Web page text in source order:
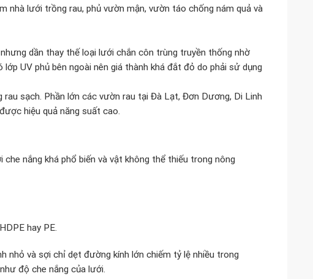
lưới trồng rau, phủ vườn mận, vườn táo chống nám quả và
dần thay thế loại lưới chắn côn trùng truyền thống nhờ
UV phủ bên ngoài nên giá thành khá đắt đỏ do phải sử dụng
sạch. Phần lớn các vườn rau tại Đà Lạt, Đơn Dương, Di Linh
hiệu quả năng suất cao.
nắng khá phổ biến và vật không thể thiếu trong nông
hay PE.
nhỏ và sợi chỉ dẹt đường kính lớn chiếm tỷ lệ nhiều trong
độ che nắng của lưới.